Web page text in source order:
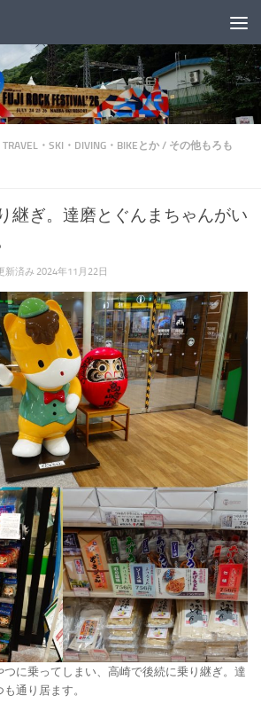
TRAVEL・SKI・DIVING・BIKEとか / その他もろも
継ぎ。達磨とぐんまちゃんがい
新済み 2024年11月22日
に乗ってしまい、高崎で後続に乗り継ぎ。達
通り居ます。